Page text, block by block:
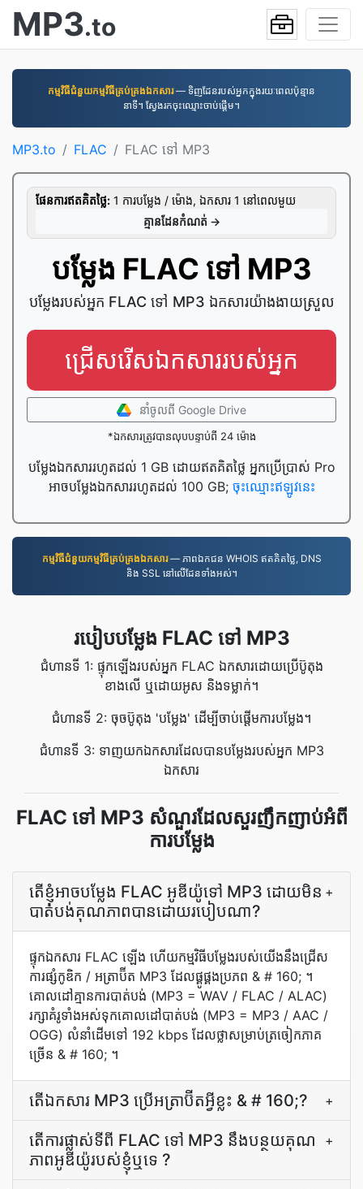
MP3.to
កម្មវិធី​ជំនួយ​កម្មវិធី​គ្រប់គ្រង​ឯកសារ— ទិញដែនរបស់អ្នកក្នុងរយៈពេលប៉ុន្មាន
នាទី។ ស្វែងរកចុះឈ្មោះចាប់ផ្តើម។
MP3.to FLAC FLAC ទៅ MP3
ផែនការ​ឥត​គិត​ថ្លៃ: 1 ការ​បម្លែង / ម៉ោង, ឯកសារ 1 នៅ​ពេល​មួយ
គ្មាន​ដែន​កំណត់ →
បម្លែង FLAC ទៅ MP3
បម្លែងរបស់អ្នក FLAC ទៅ MP3 ឯកសារយ៉ាងងាយស្រួល
ជ្រើសរើសឯកសាររបស់អ្នក
នាំចូល​ពី Google Drive
*ឯកសារត្រូវបានលុបបន្ទាប់ពី 24 ម៉ោង
បម្លែងឯកសាររហូតដល់ 1 GB ដោយឥតគិតថ្លៃ អ្នកប្រើប្រាស់ Pro
អាចបម្លែងឯកសាររហូតដល់ 100 GB; ចុះឈ្មោះឥឡូវនេះ
កម្មវិធី​ជំនួយ​កម្មវិធី​គ្រប់គ្រង​ឯកសារ— ភាពឯកជន WHOIS ឥតគិតថ្លៃ, DNS
និង SSL នៅលើដែនទាំងអស់។
របៀបបម្លែង FLAC ទៅ MP3
ជំហានទី 1: ផ្ទុកឡើងរបស់អ្នក FLAC ឯកសារដោយប្រើប៊ូតុង
ខាងលើ ឬដោយអូស និងទម្លាក់។
ជំហានទី 2: ចុចប៊ូតុង 'បម្លែង' ដើម្បីចាប់ផ្តើមការបម្លែង។
ជំហានទី 3: ទាញយកឯកសារដែលបានបម្លែងរបស់អ្នក MP3
ឯកសារ
FLAC ទៅ MP3 សំណួរដែលសួរញឹកញាប់អំពី
ការបម្លែង
តើ​ខ្ញុំ​អាច​បម្លែង FLAC អូឌីយ៉ូ​ទៅ MP3 ដោយ​មិន​
បាត់បង់​គុណភាព​បាន​ដោយ​របៀប​ណា?
+
ផ្ទុក​ឯកសារ FLAC ឡើង ហើយ​កម្មវិធី​បម្លែង​របស់​យើង​នឹង​ជ្រើស​
ការ​ផ្សំ​កូឌិក / អត្រាប៊ីត MP3 ដែល​ផ្គូផ្គង​ប្រភព & # 160; ។
គោលដៅ​គ្មាន​ការ​បាត់បង់ (MP3 = WAV / FLAC / ALAC)
រក្សា​គំរូ​ទាំងអស់​ទុក​គោលដៅ​បាត់បង់ (MP3 = MP3 / AAC /
OGG) លំនាំដើម​ទៅ 192 kbps ដែល​ថ្លា​សម្រាប់​ត្រចៀក​ភាគ
ច្រើន & # 160; ។
តើ​ឯកសារ MP3 ប្រើ​អត្រាប៊ីត​អ្វី​ខ្លះ & # 160;? +
តើ​ការ​ផ្លាស់ទី​ពី FLAC ទៅ MP3 នឹង​បន្ថយ​គុណ
ភាព​អូឌីយ៉ូ​របស់​ខ្ញុំ​ឬ​ទេ ?
+